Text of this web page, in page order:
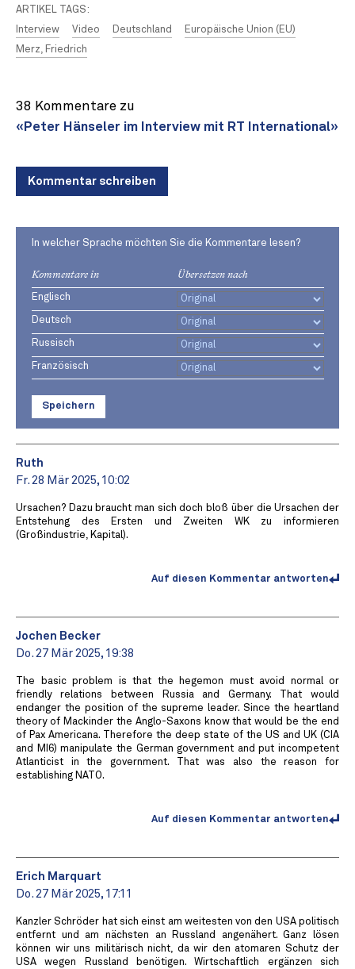
ARTIKEL TAGS:
Interview
Video Deutschland
Europäische Union (EU)
Merz, Friedrich
38 Kommentare zu
«Peter Hänseler im Interview mit RT International»
Kommentar schreiben
In welcher Sprache möchten Sie die Kommentare lesen?
Kommentare in Übersetzen nach
Englisch
Deutsch
Russisch
Französisch
Speichern
Ruth
Fr. 28 Mär 2025, 10:02
Ursachen? Dazu braucht man sich doch bloß über die Ursachen der
Entstehung des Ersten und Zweiten WK zu informieren
(Großindustrie, Kapital).
Auf diesen Kommentar antworten
Jochen Becker
Do. 27 Mär 2025, 19:38
The basic problem is that the hegemon must avoid normal or
friendly relations between Russia and Germany. That would
endanger the position of the supreme leader. Since the heartland
theory of Mackinder the Anglo-Saxons know that would be the end
of Pax Americana. Therefore the deep state of the US and UK (CIA
and MI6) manipulate the German government and put incompetent
Atlanticist in the government. That was also the reason for
establishing NATO.
Auf diesen Kommentar antworten
Erich Marquart
Do. 27 Mär 2025, 17:11
Kanzler Schröder hat sich einst am weitesten von den USA politisch
entfernt und am nächsten an Russland angenähert. Ganz lösen
können wir uns militärisch nicht, da wir den atomaren Schutz der
USA wegen Russland benötigen. Wirtschaftlich ergänzen sich